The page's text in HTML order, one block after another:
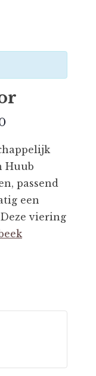
Huub
passend
een
viering